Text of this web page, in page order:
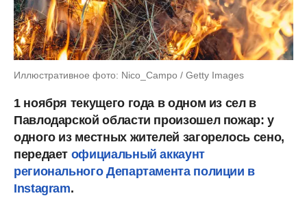
Иллюстративное фото: Nico_Campo / Getty Images
1 ноября текущего года в одном из сел в
Павлодарской области произошел пожар: у
одного из местных жителей загорелось сено,
передает официальный аккаунт
регионального Департамента полиции в
Instagram.